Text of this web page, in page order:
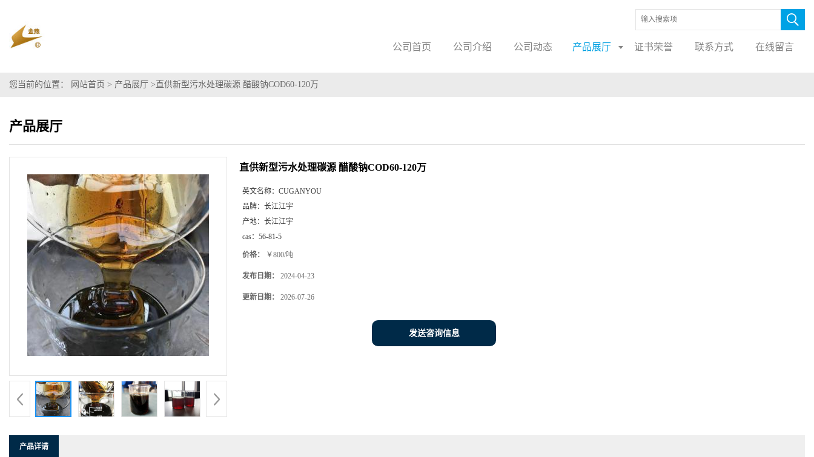
公司首页 公司介绍 公司动态 产品展厅 证书荣誉 联系方式 在线留言
您当前的位置： 网站首页 > 产品展厅 > 直供新型污水处理碳源 醋酸钠COD60-120万
产品展厅
直供新型污水处理碳源 醋酸钠COD60-120万
英文名称： CUGANYOU
品牌： 长江江宇
产地： 长江江宇
cas： 56-81-5
价格： ￥800/吨
发布日期： 2024-04-23
更新日期： 2026-07-26
发送咨询信息
产品详请